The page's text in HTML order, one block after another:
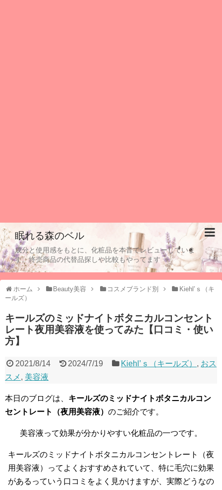
眠れる森のベル
成分と使用感をもとに、化粧品を本音でレビューしていま
す。終売商品の代替品探しや比較もやってます
ホーム Beauty美容 コスメブランド別
Kiehl’ｓ（キ
ールズ）
キールズのミッドナイトボタニカルコンセント
レート夜用美容液を使ってみた【口コミ・使い
方】
2021/8/14 2024/7/19 Kiehl’ｓ（キールズ） , おス
スメ , 美容液
本日のブログは、 キールズのミッドナイトボタニカルコン
セントレート（夜用美容液） のご紹介です。
美容液って効果が分かりやすい化粧品の一つです。
キールズのミッドナイトボタニカルコンセントレート（夜
用美容液）ってよくおすすめされていて、特に毛穴に効果
があるっていう口コミをよく見かけますが、実際どうなの